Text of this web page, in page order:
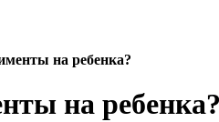
на ребенка?
на ребенка?